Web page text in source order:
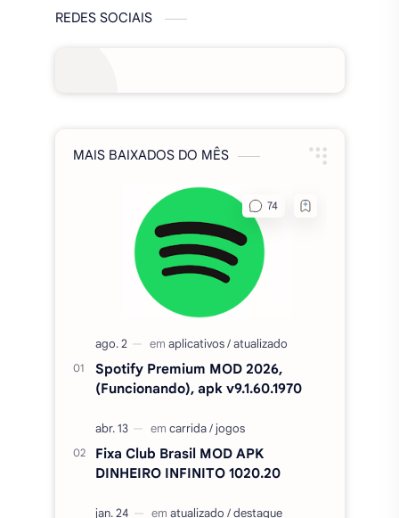
REDES SOCIAIS
MAIS BAIXADOS DO MÊS
Spotify Premium MOD 2026,
(Funcionando), apk v9.1.60.1970
Fixa Club Brasil MOD APK
DINHEIRO INFINITO 1020.20